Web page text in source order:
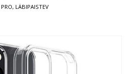
LÄBIPAISTEV